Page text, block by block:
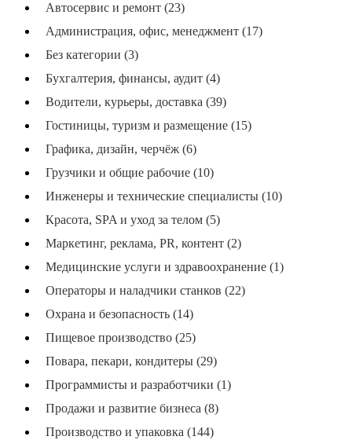
Автосервис и ремонт (23)
Администрация, офис, менеджмент (17)
Без категории (3)
Бухгалтерия, финансы, аудит (4)
Водители, курьеры, доставка (39)
Гостиницы, туризм и размещение (15)
Графика, дизайн, черчёж (6)
Грузчики и общие рабочие (10)
Инженеры и технические специалисты (10)
Красота, SPA и уход за телом (5)
Маркетинг, реклама, PR, контент (2)
Медицинские услуги и здравоохранение (1)
Операторы и наладчики станков (22)
Охрана и безопасность (14)
Пищевое производство (25)
Повара, пекари, кондитеры (29)
Программисты и разработчики (1)
Продажи и развитие бизнеса (8)
Производство и упаковка (144)